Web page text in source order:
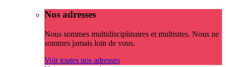
Nos adresses
Nous sommes multidisciplinaires et multisites. Nous ne
sommes jamais loin de vous.
Voir toutes nos adresses